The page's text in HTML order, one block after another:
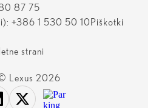
87 75
+386 1 530 50 10 Piškotki
strani
Lexus 2026